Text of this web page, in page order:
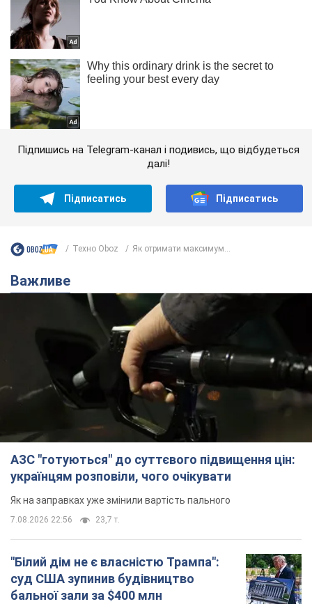
Підпишись на Telegram-канал і подивись, що відбудеться
далі!
Підписатись Підписатись
Техно Oboz Як отримати максимум...
Важливе
АЗС "готуються" до суттєвого підвищення цін:
українцям розповіли, чого очікувати
Як на заправках уже змінили вартість пального
7.08.2026 22:56 23,7 т.
"Білий дім не є власністю Трампа":
суд США зупинив будівництво
бальної зали за $400 млн